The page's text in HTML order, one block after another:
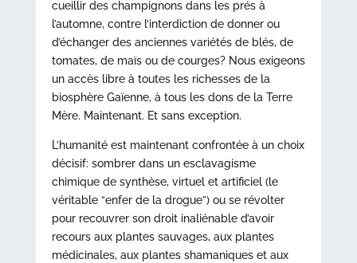
cueillir des champignons dans les prés à
l’automne, contre l’interdiction de donner ou
d’échanger des anciennes variétés de blés, de
tomates, de maïs ou de courges? Nous exigeons
un accès libre à toutes les richesses de la
biosphère Gaïenne, à tous les dons de la Terre
Mère. Maintenant. Et sans exception.
L’humanité est maintenant confrontée à un choix
décisif: sombrer dans un esclavagisme
chimique de synthèse, virtuel et artificiel (le
véritable “enfer de la drogue”) ou se révolter
pour recouvrer son droit inaliénable d’avoir
recours aux plantes sauvages, aux plantes
médicinales, aux plantes shamaniques et aux